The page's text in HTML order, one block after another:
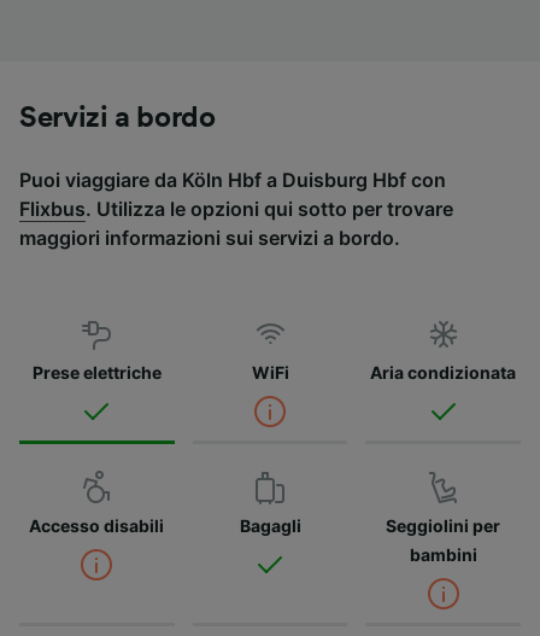
Servizi a bordo
Puoi viaggiare da Köln Hbf a Duisburg Hbf con
Flixbus. Utilizza le opzioni qui sotto per trovare
maggiori informazioni sui servizi a bordo.
Prese elettriche WiFi Aria condizionata
Accesso disabili Bagagli
Seggiolini per
bambini